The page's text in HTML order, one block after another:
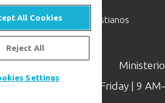
a ayudar a los cristianos
Available Monday–Friday | 9
All Cookies
Reject All
Settings